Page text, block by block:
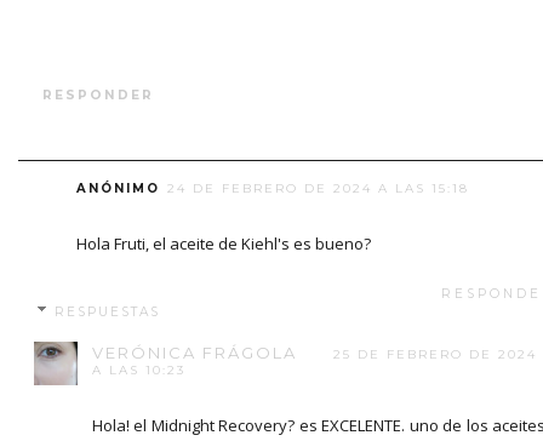
RESPONDER
ANÓNIMO 24 DE FEBRERO DE 2024 A LAS 15:18
Hola Fruti, el aceite de Kiehl's es bueno?
RESPUESTAS
VERÓNICA FRÁGOLA
25 DE FEBRERO DE 2024
A LAS 10:23
Hola! el Midnight Recovery? es EXCELENTE. uno de los